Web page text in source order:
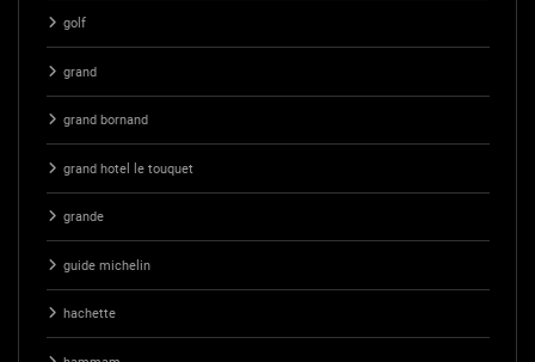
golf
grand
grand bornand
grand hotel le touquet
grande
guide michelin
hachette